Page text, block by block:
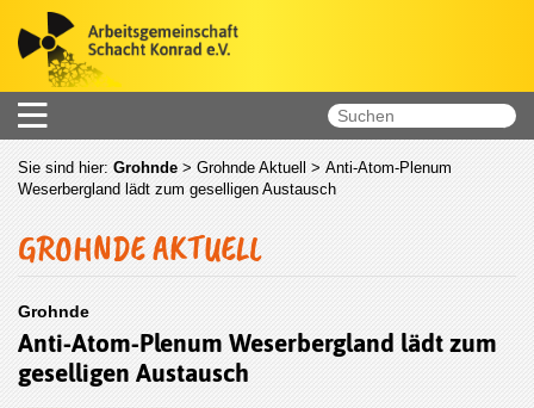
Sie sind hier: Grohnde > Grohnde Aktuell
> Anti-Atom-Plenum
Weserbergland lädt zum geselligen Austausch
GROHNDE AKTUELL
Grohnde
Anti-Atom-Plenum Weserbergland lädt zum
geselligen Austausch